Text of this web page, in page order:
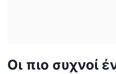
Οι πιο συχνοί